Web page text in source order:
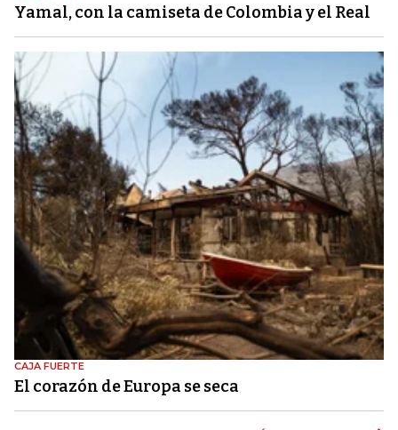
Yamal, con la camiseta de Colombia y el Real
CAJA FUERTE
El corazón de Europa se seca